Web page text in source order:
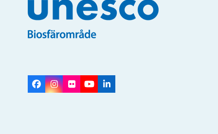
Facebook
Instagram
FlickrYouTubeLinkedIn